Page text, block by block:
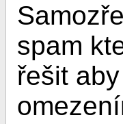
spam
řešit